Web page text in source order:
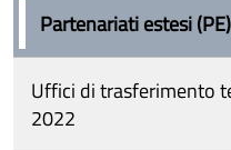
Partenariati estesi (PE)
Uffici di trasferimento
2022